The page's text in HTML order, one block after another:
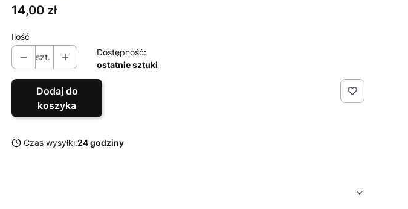
Cena
14,00 zł
Ilość
szt.
Dostępność:
ostatnie sztuki
Dodaj do
koszyka
Czas wysyłki:24 godziny